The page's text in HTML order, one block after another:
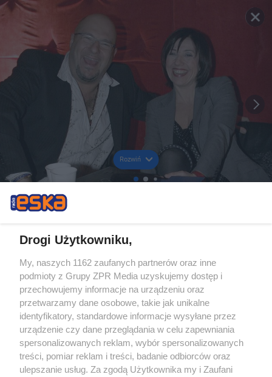
Rozwiń
Drogi Użytkowniku,
My, naszych 1162 zaufanych partnerów oraz inne
podmioty z Grupy ZPR Media uzyskujemy dostęp i
przechowujemy informacje na urządzeniu oraz
przetwarzamy dane osobowe, takie jak unikalne
identyfikatory, standardowe informacje wysyłane przez
urządzenie czy dane przeglądania w celu zapewniania
spersonalizowanych reklam, wybór spersonalizowanych
treści, pomiar reklam i treści, badanie odbiorców oraz
ulepszanie usług. Za zgodą Użytkownika my i Zaufani